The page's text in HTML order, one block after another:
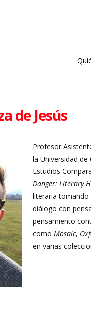
de Jesús
Profesor
la Universidad
Estudios
Danger: Literary
literaria tomando
diálogo con
pensamiento
comoMosaic,
en varias